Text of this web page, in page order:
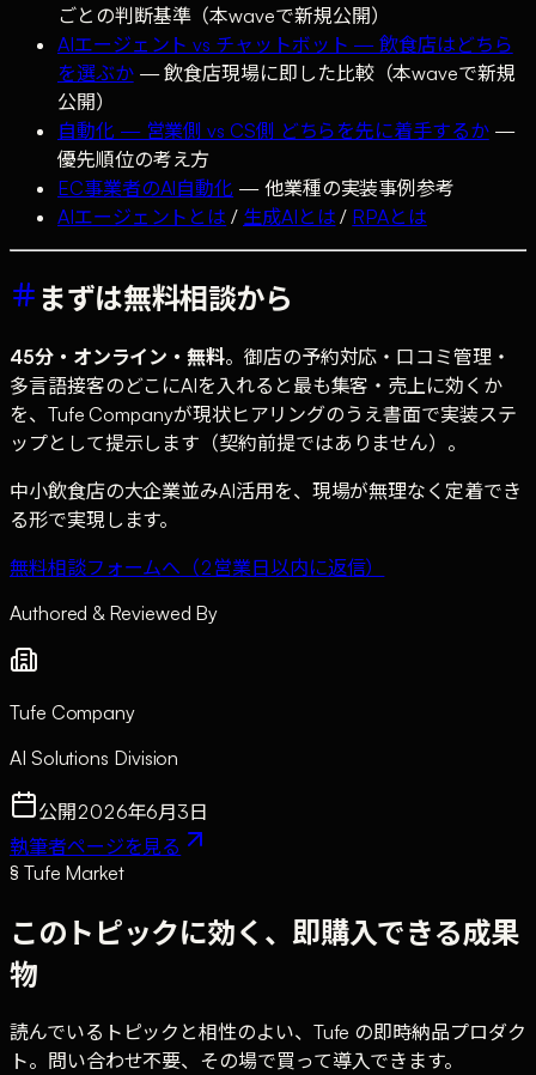
ごとの判断基準（本waveで新規公開）
AIエージェント vs チャットボット — 飲食店はどちら
を選ぶか— 飲食店現場に即した比較（本waveで新規
公開）
自動化 — 営業側 vs CS側 どちらを先に着手するか—
優先順位の考え方
EC事業者のAI自動化 — 他業種の実装事例参考
AIエージェントとは / 生成AIとは / RPAとは
まずは無料相談から
45分・オンライン・無料。御店の予約対応・口コミ管理・
多言語接客のどこにAIを入れると最も集客・売上に効くか
を、Tufe Companyが現状ヒアリングのうえ書面で実装ステ
ップとして提示します（契約前提ではありません）。
中小飲食店の大企業並みAI活用を、現場が無理なく定着でき
る形で実現します。
無料相談フォームへ（2営業日以内に返信）
Authored & Reviewed By
Tufe Company
AI Solutions Division
公開2026年6月3日
執筆者ページを見る
§ Tufe Market
このトピックに効く、即購入できる成果
物
読んでいるトピックと相性のよい、Tufe の即時納品プロダク
ト。問い合わせ不要、その場で買って導入できます。